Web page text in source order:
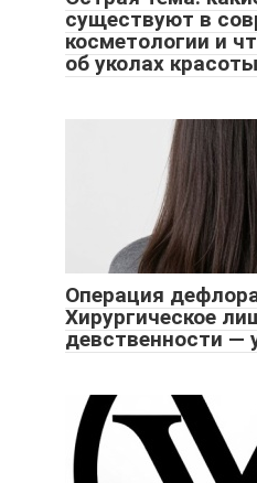
существуют в
косметологии и
об уколах красоты
Операция
Хирургическое
девственности —